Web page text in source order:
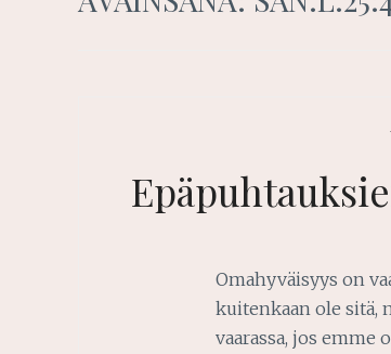
Omahyväisyys on
kuitenkaan ole sitä,
vaarassa, jos emme